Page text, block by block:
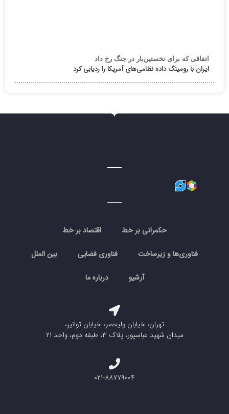
اتفاقی که برای نخستین‌بار در جنگ رخ داد
ایران با رومینگ داده نظامی‌های آمریکا را ردیابی کرد
حکمرانی بر خط اقتصاد بر خط
فناوری‌ها و زیرساخت فناوری فضایی بین الملل
آرشیو درباره ما
تهران، خیابان ولیعصر، خیابان توانیر،
میدان شهید عباسپور، پلاک ۳، طبقه دوم، واحد ۲۱
۰۲۱-۸۸۷۷۹۰۰۴